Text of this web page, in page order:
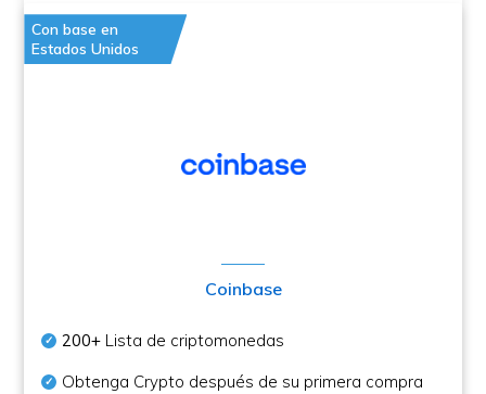
Con base en
Estados Unidos
Coinbase
200+ Lista de criptomonedas
Obtenga Crypto después de su primera compra